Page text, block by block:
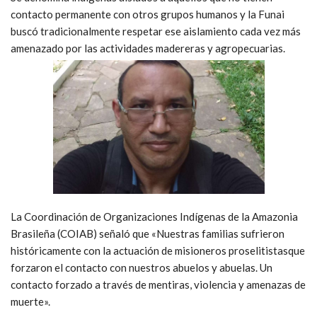
contacto permanente con otros grupos humanos y la Funai
buscó tradicionalmente respetar ese aislamiento cada vez más
amenazado por las actividades madereras y agropecuarias.
La Coordinación de Organizaciones Indígenas de la Amazonia
Brasileña (COIAB) señaló que «Nuestras familias sufrieron
históricamente con la actuación de misioneros proselitistasque
forzaron el contacto con nuestros abuelos y abuelas. Un
contacto forzado a través de mentiras, violencia y amenazas de
muerte».